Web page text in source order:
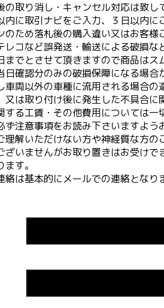
の取り消し・キャンセル対応は致し
内に取引ナビをご入力、３日以内に
のため落札後の購入違い又はお客
レコなど誤発送・輸送による破損
までとさせて頂きますので商品は
日確認分のみの破損保障になる場
車両以外の車種に流用される場合
又は取り付け後に発生した不具合
する工賃・その他費用については
ず注意事項をお読み下さいますよう
理解いただけない方や神経質な方の
ざいませんがお取り置きはお受け
す。
絡は基本的にメールでの連絡となり